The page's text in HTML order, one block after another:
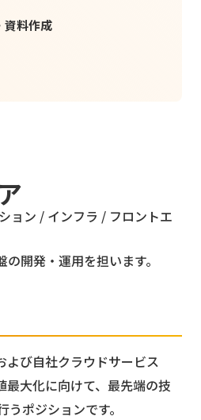
資料作成
ョン / インフラ / フロントエ
開発・運用を担います。
よび自社クラウドサービス
最大化に向けて、最先端の技
ポジションです。